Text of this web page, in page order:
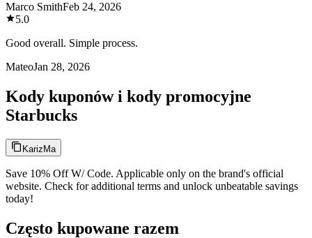
Marco SmithFeb 24, 2026
5.0
Good overall. Simple process.
MateoJan 28, 2026
Kody kuponów i kody promocyjne
Starbucks
KarizMa
Save 10% Off W/ Code. Applicable only on the brand's official
website. Check for additional terms and unlock unbeatable savings
today!
Często kupowane razem